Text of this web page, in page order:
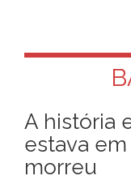
A história
estava
morreu